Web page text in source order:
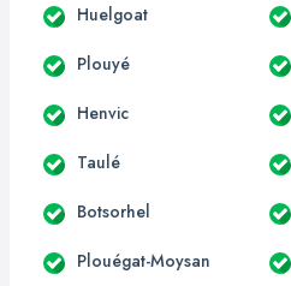
Huelgoat
Plouyé
Henvic
Taulé
Botsorhel
Plouégat-Moysan